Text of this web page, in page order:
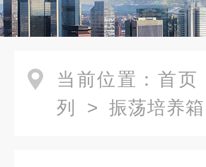
当前位置： 首页
列
> 振荡培养箱